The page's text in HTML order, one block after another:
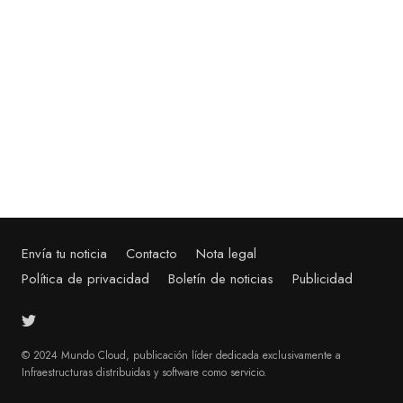
Envía tu noticia Contacto
Nota legal
Política de privacidad
Boletín de noticias Publicidad
© 2024 Mundo Cloud, publicación líder dedicada exclusivamente a
Infraestructuras distribuidas y software como servicio.